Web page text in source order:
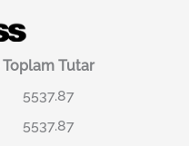
Toplam Tutar
5537.87
5537.87